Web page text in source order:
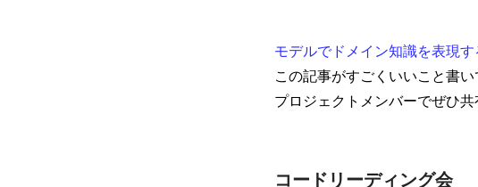
mmjコーポレートサイト
お問合せ 個人情報取扱い方針
モデルでドメイン知識を表現
この記事がすごくいいこと書
プロジェクトメンバーでぜひ
コードリーディング会